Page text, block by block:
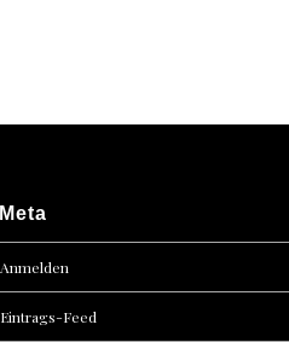
Meta
Anmelden
Eintrags-Feed